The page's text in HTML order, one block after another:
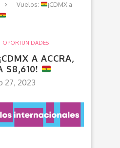
Vuelos:
¡CDMX a
OPORTUNIDADES
¡CDMX A ACCRA,
$8,610!
27, 2023